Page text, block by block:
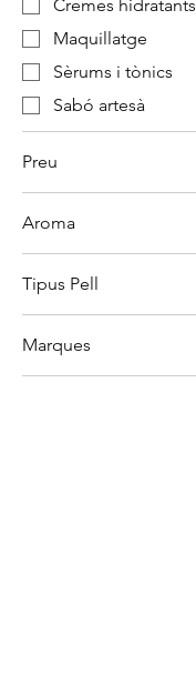
Cremes hidratants
Maquillatge
Sèrums i tònics
Sabó artesà
Preu
3 €
Aroma
Cítrics
Tipus Pell
pell normal o seca
Marques